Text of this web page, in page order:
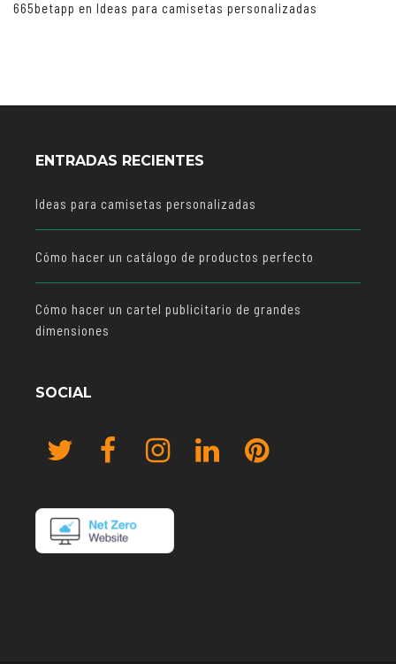
665betapp en Ideas para camisetas personalizadas
ENTRADAS RECIENTES
Ideas para camisetas personalizadas
Cómo hacer un catálogo de productos perfecto
Cómo hacer un cartel publicitario de grandes
dimensiones
SOCIAL